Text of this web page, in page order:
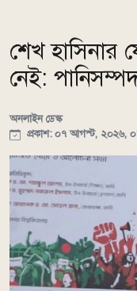
শেখ
নেই: পানিসম্পদ
অনলাইন ডেস্ক
প্রকাশ: ০৭ আগস্ট, ২০২৬,